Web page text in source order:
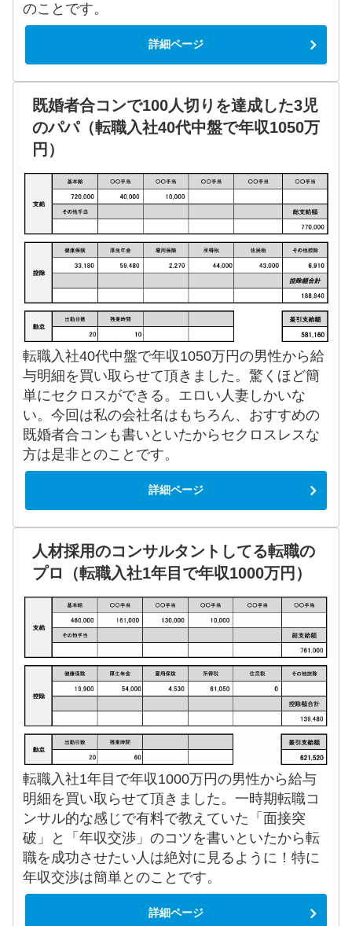
のことです。
詳細ページ
既婚者合コンで100人切りを達成した3児
のパパ（転職入社40代中盤で年収1050万
円）
転職入社40代中盤で年収1050万円の男性から給
与明細を買い取らせて頂きました。驚くほど簡
単にセクロスができる。エロい人妻しかいな
い。今回は私の会社名はもちろん、おすすめの
既婚者合コンも書いといたからセクロスレスな
方は是非とのことです。
詳細ページ
人材採用のコンサルタントしてる転職の
プロ（転職入社1年目で年収1000万円）
転職入社1年目で年収1000万円の男性から給与
明細を買い取らせて頂きました。一時期転職コ
ンサル的な感じで有料で教えていた「面接突
破」と「年収交渉」のコツを書いといたから転
職を成功させたい人は絶対に見るように！特に
年収交渉は簡単とのことです。
詳細ページ